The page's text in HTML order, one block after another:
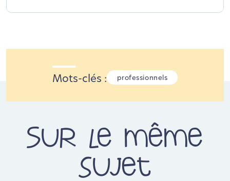
Mots-clés : professionnels
Sur le même
sujet